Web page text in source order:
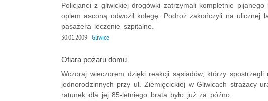
Policjanci z gliwickiej drogówki zatrzymali kompletnie
oplem asconą odwoził kolegę. Podroż zakończyli na ulicznej
pasażera leczenie szpitalne.
30.01.2009 Gliwice
Ofiara pożaru domu
Wczoraj wieczorem dzięki reakcji sąsiadów, którzy
jednorodzinnych przy ul. Ziemięcickiej w Gliwicach strażacy
ratunek dla jej 85-letniego brata było już za późno.